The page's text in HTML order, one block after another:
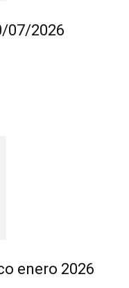
07/2026
enero 2026